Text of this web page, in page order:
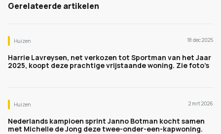
Gerelateerde artikelen
Huizen 18 dec 2025
Harrie Lavreysen, net verkozen tot Sportman van het Jaar
2025, koopt deze prachtige vrijstaande woning. Zie foto’s
Huizen 2 mrt 2026
Nederlands kampioen sprint Janno Botman kocht samen
met Michelle de Jong deze twee-onder-een-kapwoning.